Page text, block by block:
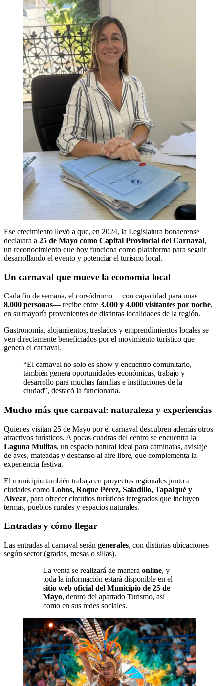
Ese crecimiento llevó a que, en 2024, la Legislatura bonaerense
declarara a 25 de Mayo como Capital Provincial del Carnaval,
un reconocimiento que hoy funciona como plataforma para seguir
desarrollando el evento y potenciar el turismo local.
Un carnaval que mueve la economía local
Cada fin de semana, el corsódromo —con capacidad para unas
8.000 personas— recibe entre 3.000 y 4.000 visitantes por noche,
en su mayoría provenientes de distintas localidades de la región.
Gastronomía, alojamientos, traslados y emprendimientos locales se
ven directamente beneficiados por el movimiento turístico que
genera el carnaval.
“El carnaval no solo es show y encuentro comunitario,
también genera oportunidades económicas, trabajo y
desarrollo para muchas familias e instituciones de la
ciudad”, destacó la funcionaria.
Mucho más que carnaval: naturaleza y experiencias
Quienes visitan 25 de Mayo por el carnaval descubren además otros
atractivos turísticos. A pocas cuadras del centro se encuentra la
Laguna Mulitas, un espacio natural ideal para caminatas, avistaje
de aves, mateadas y descanso al aire libre, que complementa la
experiencia festiva.
El municipio también trabaja en proyectos regionales junto a
ciudades como Lobos, Roque Pérez, Saladillo, Tapalqué y
Alvear, para ofrecer circuitos turísticos integrados que incluyen
termas, pueblos rurales y espacios naturales.
Entradas y cómo llegar
Las entradas al carnaval serán generales, con distintas ubicaciones
según sector (gradas, mesas o sillas).
La venta se realizará de manera online, y
toda la información estará disponible en el
sitio web oficial del Municipio de 25 de
Mayo, dentro del apartado Turismo, así
como en sus redes sociales.